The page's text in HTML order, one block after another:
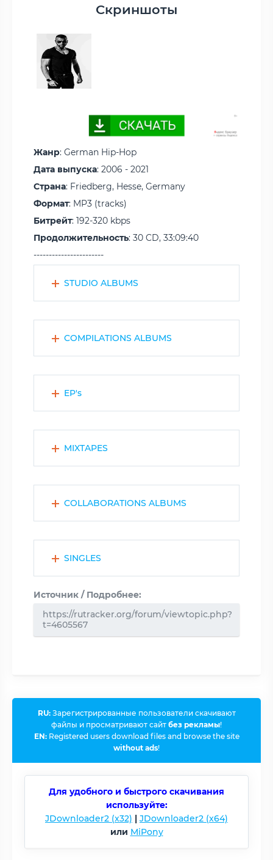
Скриншоты
Жанр: German Hip-Hop
Дата выпуска: 2006 - 2021
Страна: Friedberg, Hesse, Germany
Формат: MP3 (tracks)
Битрейт: 192-320 kbps
Продолжительность: 30 CD, 33:09:40
-----------------------
STUDIO ALBUMS
COMPILATIONS ALBUMS
EP's
MIXTAPES
COLLABORATIONS ALBUMS
SINGLES
Источник / Подробнее:
https://rutracker.org/forum/viewtopic.php?
t=4605567
RU:Зарегистрированные пользователи скачивают
файлы и просматривают сайт без рекламы!
EN:Registered users download files and browse the site
without ads!
Для удобного и быстрого скачивания
используйте:
JDownloader2 (x32) | JDownloader2 (x64)
или MiPony